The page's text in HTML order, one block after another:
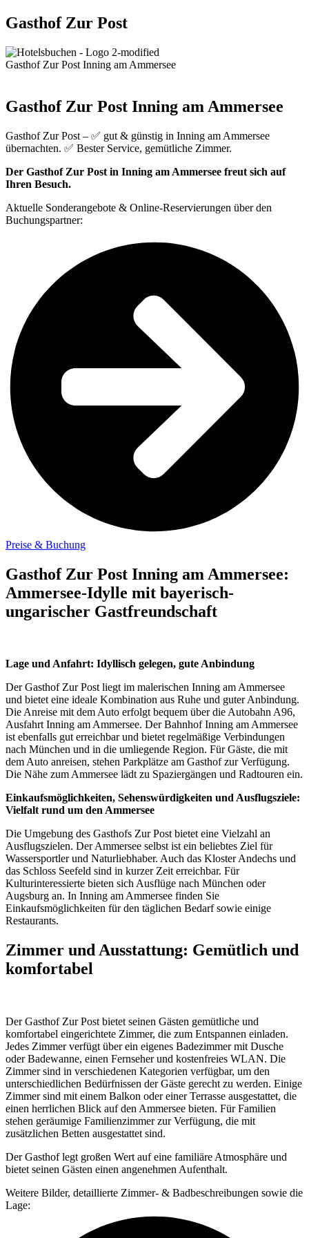
Gasthof Zur Post
Gasthof Zur Post Inning am Ammersee
Gasthof Zur Post Inning am Ammersee
Gasthof Zur Post – ✅ gut & günstig in Inning am Ammersee
übernachten. ✅ Bester Service, gemütliche Zimmer.
Der Gasthof Zur Post in Inning am Ammersee freut sich auf
Ihren Besuch.
Aktuelle Sonderangebote & Online-Reservierungen über den
Buchungspartner:
Preise & Buchung
Gasthof Zur Post Inning am Ammersee:
Ammersee-Idylle mit bayerisch-
ungarischer Gastfreundschaft
Lage und Anfahrt: Idyllisch gelegen, gute Anbindung
Der Gasthof Zur Post liegt im malerischen Inning am Ammersee
und bietet eine ideale Kombination aus Ruhe und guter Anbindung.
Die Anreise mit dem Auto erfolgt bequem über die Autobahn A96,
Ausfahrt Inning am Ammersee. Der Bahnhof Inning am Ammersee
ist ebenfalls gut erreichbar und bietet regelmäßige Verbindungen
nach München und in die umliegende Region. Für Gäste, die mit
dem Auto anreisen, stehen Parkplätze am Gasthof zur Verfügung.
Die Nähe zum Ammersee lädt zu Spaziergängen und Radtouren ein.
Einkaufsmöglichkeiten, Sehenswürdigkeiten und Ausflugsziele:
Vielfalt rund um den Ammersee
Die Umgebung des Gasthofs Zur Post bietet eine Vielzahl an
Ausflugszielen. Der Ammersee selbst ist ein beliebtes Ziel für
Wassersportler und Naturliebhaber. Auch das Kloster Andechs und
das Schloss Seefeld sind in kurzer Zeit erreichbar. Für
Kulturinteressierte bieten sich Ausflüge nach München oder
Augsburg an. In Inning am Ammersee finden Sie
Einkaufsmöglichkeiten für den täglichen Bedarf sowie einige
Restaurants.
Zimmer und Ausstattung: Gemütlich und
komfortabel
Der Gasthof Zur Post bietet seinen Gästen gemütliche und
komfortabel eingerichtete Zimmer, die zum Entspannen einladen.
Jedes Zimmer verfügt über ein eigenes Badezimmer mit Dusche
oder Badewanne, einen Fernseher und kostenfreies WLAN. Die
Zimmer sind in verschiedenen Kategorien verfügbar, um den
unterschiedlichen Bedürfnissen der Gäste gerecht zu werden. Einige
Zimmer sind mit einem Balkon oder einer Terrasse ausgestattet, die
einen herrlichen Blick auf den Ammersee bieten. Für Familien
stehen geräumige Familienzimmer zur Verfügung, die mit
zusätzlichen Betten ausgestattet sind.
Der Gasthof legt großen Wert auf eine familiäre Atmosphäre und
bietet seinen Gästen einen angenehmen Aufenthalt.
Weitere Bilder, detaillierte Zimmer- & Badbeschreibungen sowie die
Lage: